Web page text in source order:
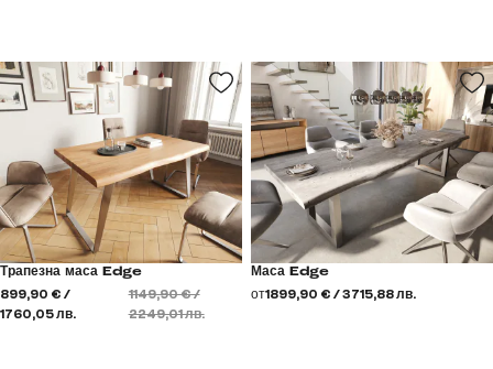
Трапезна маса Edge
899,90 € /
1760,05 лв.
1149,90 € /
2249,01 лв.
Маса Edge
от1899,90 € / 3715,88 лв.